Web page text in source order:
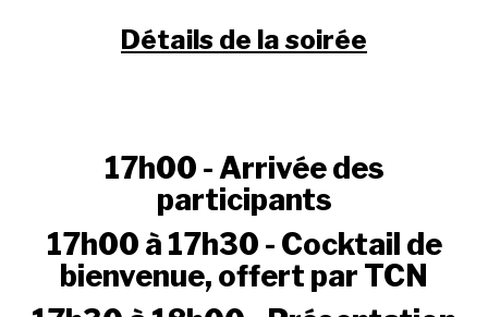
Détails de la soirée
17h00 - Arrivée des
participants
17h00 à 17h30 - Cocktail de
bienvenue, offert par TCN